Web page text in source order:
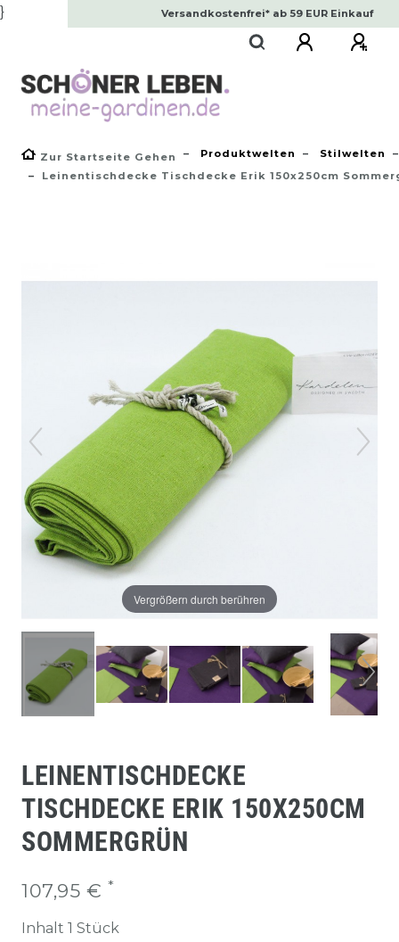
} Versandkostenfrei* ab 59 EUR Einkauf
Zur Startseite Gehen Produktwelten
Stilwelten
Leinentischdecke Tischdecke Erik 150x250cm
Vergrößern durch berühren
LEINENTISCHDECKE
TISCHDECKE ERIK 150X250CM
SOMMERGRÜN
107,95 € *
Inhalt 1 Stück